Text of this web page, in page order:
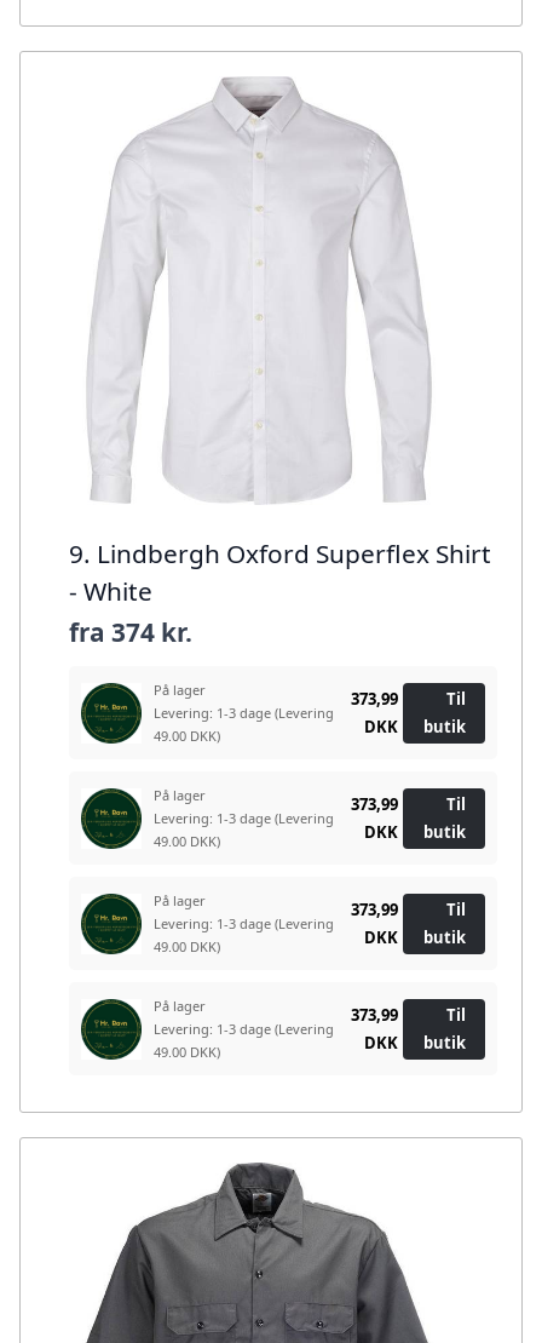
9. Lindbergh Oxford Superflex Shirt
- White
fra 374 kr.
På lager
Levering: 1-3 dage (Levering
49.00 DKK)
373,99
DKK
Til
butik
På lager
Levering: 1-3 dage (Levering
49.00 DKK)
373,99
DKK
Til
butik
På lager
Levering: 1-3 dage (Levering
49.00 DKK)
373,99
DKK
Til
butik
På lager
Levering: 1-3 dage (Levering
49.00 DKK)
373,99
DKK
Til
butik